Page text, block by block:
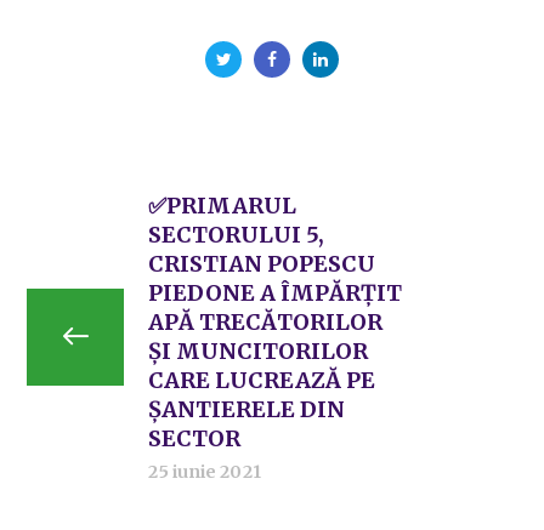
✅PRIMARUL
SECTORULUI 5,
CRISTIAN POPESCU
PIEDONE A ÎMPĂRȚIT
APĂ TRECĂTORILOR
ȘI MUNCITORILOR
CARE LUCREAZĂ PE
ȘANTIERELE DIN
SECTOR
25 iunie 2021